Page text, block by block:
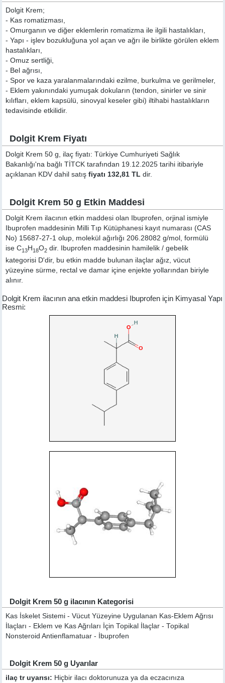
Dolgit Krem;
- Kas romatizması,
- Omurganın ve diğer eklemlerin romatizma ile ilgili hastalıkları,
- Yapı - işlev bozukluğuna yol açan ve ağrı ile birlikte görülen eklem
hastalıkları,
- Omuz sertliği,
- Bel ağrısı,
- Spor ve kaza yaralanmalarındaki ezilme, burkulma ve gerilmeler,
- Eklem yakınındaki yumuşak dokuların (tendon, sinirler ve sinir
kılıfları, eklem kapsülü, sinovyal keseler gibi) iltihabi hastalıkların
tedavisinde etkilidir.
Dolgit Krem Fiyatı
Dolgit Krem 50 g, ilaç fiyatı: Türkiye Cumhuriyeti Sağlık
Bakanlığı'na bağlı TİTCK tarafından 19.12.2025 tarihi itibariyle
açıklanan KDV dahil satışfiyatı 132,81 TL dir.
Dolgit Krem 50 g Etkin Maddesi
Dolgit Krem ilacının etkin maddesi olan Ibuprofen, orjinal ismiyle
Ibuprofen maddesinin Milli Tıp Kütüphanesi kayıt numarası (CAS
No) 15687-27-1 olup, molekül ağırlığı 206.28082 g/mol, formülü
ise C13H 18O2 dir. Ibuprofen maddesinin hamilelik / gebelik
kategorisi D'dir, bu etkin madde bulunan ilaçlar ağız, vücut
yüzeyine sürme, rectal ve damar içine enjekte yollarından biriyle
alınır.
Dolgit Krem ilacının ana etkin maddesi Ibuprofen için Kimyasal Yapı
Resmi:
Dolgit Krem 50 g ilacının Kategorisi
Kas İskelet Sistemi - Vücut Yüzeyine Uygulanan Kas-Eklem Ağrısı
İlaçları - Eklem ve Kas Ağrıları İçin Topikal İlaçlar - Topikal
Nonsteroid Antienflamatuar - İbuprofen
Dolgit Krem 50 g Uyarılar
ilaç tr uyarısı: Hiçbir ilacı doktorunuza ya da eczacınıza